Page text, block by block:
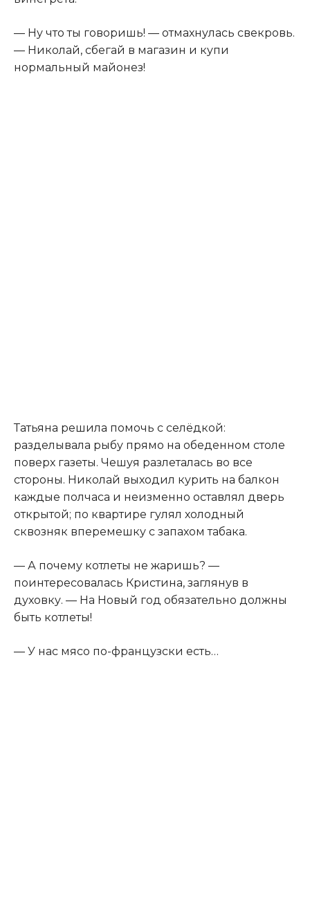
— Ну что ты говоришь! — отмахнулась свекровь.
— Николай, сбегай в магазин и купи
нормальный майонез!
Татьяна решила помочь с селёдкой:
разделывала рыбу прямо на обеденном столе
поверх газеты. Чешуя разлеталась во все
стороны. Николай выходил курить на балкон
каждые полчаса и неизменно оставлял дверь
открытой; по квартире гулял холодный
сквозняк вперемешку с запахом табака.
— А почему котлеты не жаришь? —
поинтересовалась Кристина, заглянув в
духовку. — На Новый год обязательно должны
быть котлеты!
— У нас мясо по-французски есть…